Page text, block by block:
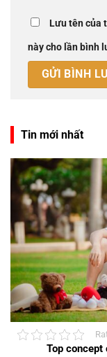
Lưu tên của
này cho lần bình
Tin mới nhất
Top concept